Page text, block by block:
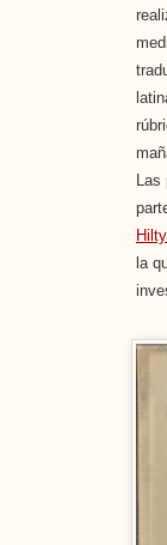
Hilty
la